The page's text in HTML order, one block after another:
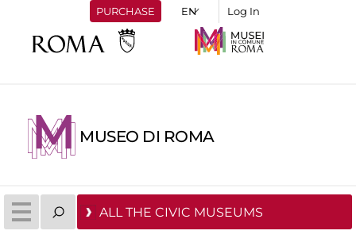
PURCHASE Log In
MUSEO DI ROMA
ALL THE CIVIC MUSEUMS